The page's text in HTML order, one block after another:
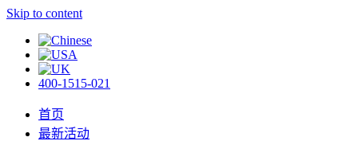
Skip to content
400-1515-021
首页
最新活动